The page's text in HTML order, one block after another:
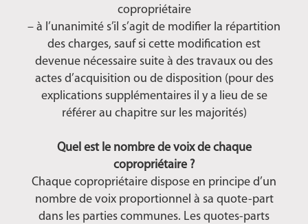
copropriétaire
– à l’unanimité s’il s’agit de modifier la répartition
des charges, sauf si cette modification est
devenue nécessaire suite à des travaux ou des
actes d’acquisition ou de disposition (pour des
explications supplémentaires il y a lieu de se
référer au chapitre sur les majorités)
Quel est le nombre de voix de chaque
copropriétaire ?
Chaque copropriétaire dispose en principe d’un
nombre de voix proportionnel à sa quote-part
dans les parties communes. Les quotes-parts